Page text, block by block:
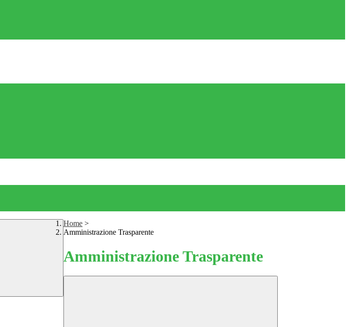
Home >
Amministrazione Trasparente
Amministrazione Trasparente